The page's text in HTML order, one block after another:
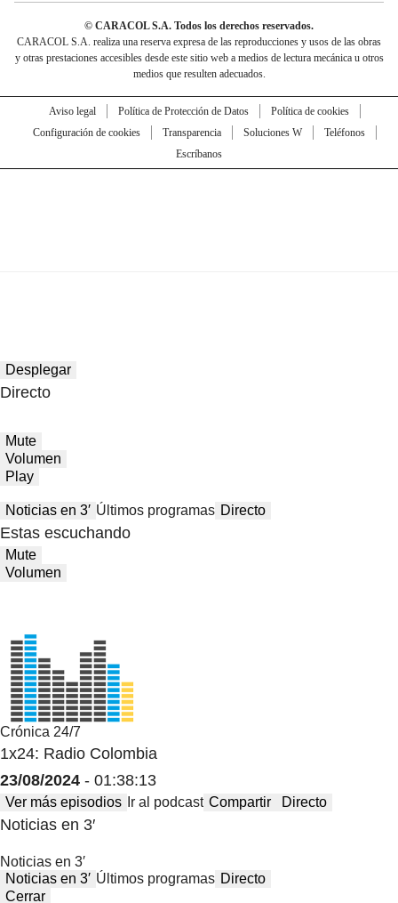
© CARACOL S.A. Todos los derechos reservados.
CARACOL S.A. realiza una reserva expresa de las reproducciones y usos de las obras
y otras prestaciones accesibles desde este sitio web a medios de lectura mecánica u otros
medios que resulten adecuados.
Aviso legal Política de Protección de Datos
Política de cookies
Configuración de cookies
Transparencia Soluciones W
Teléfonos
Escríbanos
Desplegar
Directo
Mute
Volumen
Play
Noticias en 3′ Últimos programas Directo
Estas escuchando
Mute
Volumen
Crónica 24/7
1x24: Radio Colombia
23/08/2024 - 01:38:13
Ver más episodios Ir al podcast Compartir Directo
Noticias en 3′
Noticias en 3′
Noticias en 3′ Últimos programas Directo
Cerrar